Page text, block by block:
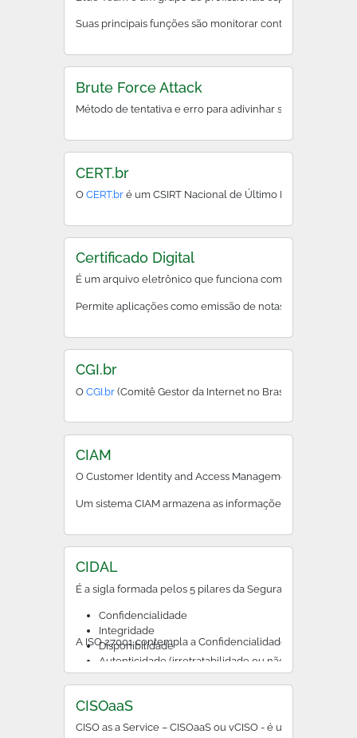
Suas principais funções são monitorar continuamente
Brute Force Attack
Método de tentativa e erro para adivinhar senhas ou
CERT.br
OCERT.br é um CSIRT Nacional de Último Recurso,
Certificado Digital
É um arquivo eletrônico que funciona como uma carteira
Permite aplicações como emissão de notas fiscais
CGI.br
OCGI.br (Comitê Gestor da Internet no Brasil) define
CIAM
O Customer Identity and Access Management (CIAM),
Um sistema CIAM armazena as informações de
CIDAL
É a sigla formada pelos 5 pilares da Segurança da
Confidencialidade
Integridade
Disponibilidade
Autenticidade (irretratabilidade ou não repudio)
Legalidade
A ISO 27001 contempla a Confidencialidade, a
CISOaaS
CISO as a Service –